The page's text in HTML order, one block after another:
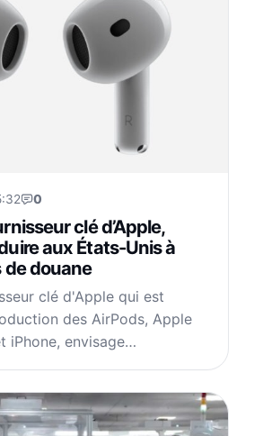
0
clé d’Apple,
aux États-Unis à
de douane
clé d'Apple qui est
des AirPods, Apple
iPhone, envisage…